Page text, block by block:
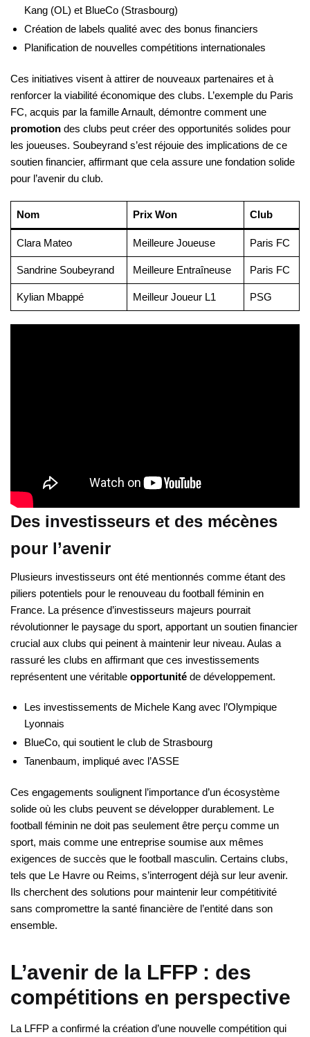
Kang (OL) et BlueCo (Strasbourg)
Création de labels qualité avec des bonus financiers
Planification de nouvelles compétitions internationales
Ces initiatives visent à attirer de nouveaux partenaires et à
renforcer la viabilité économique des clubs. L’exemple du Paris
FC, acquis par la famille Arnault, démontre comment une
promotion des clubs peut créer des opportunités solides pour
les joueuses. Soubeyrand s’est réjouie des implications de ce
soutien financier, affirmant que cela assure une fondation solide
pour l’avenir du club.
Nom Prix Won Club
Clara Mateo Meilleure Joueuse Paris FC
Sandrine Soubeyrand Meilleure Entraîneuse Paris FC
Kylian Mbappé Meilleur Joueur L1 PSG
Des investisseurs et des mécènes
pour l’avenir
Plusieurs investisseurs ont été mentionnés comme étant des
piliers potentiels pour le renouveau du football féminin en
France. La présence d’investisseurs majeurs pourrait
révolutionner le paysage du sport, apportant un soutien financier
crucial aux clubs qui peinent à maintenir leur niveau. Aulas a
rassuré les clubs en affirmant que ces investissements
représentent une véritable opportunité de développement.
Les investissements de Michele Kang avec l’Olympique
Lyonnais
BlueCo, qui soutient le club de Strasbourg
Tanenbaum, impliqué avec l’ASSE
Ces engagements soulignent l’importance d’un écosystème
solide où les clubs peuvent se développer durablement. Le
football féminin ne doit pas seulement être perçu comme un
sport, mais comme une entreprise soumise aux mêmes
exigences de succès que le football masculin. Certains clubs,
tels que Le Havre ou Reims, s’interrogent déjà sur leur avenir.
Ils cherchent des solutions pour maintenir leur compétitivité
sans compromettre la santé financière de l’entité dans son
ensemble.
L’avenir de la LFFP : des
compétitions en perspective
La LFFP a confirmé la création d’une nouvelle compétition qui